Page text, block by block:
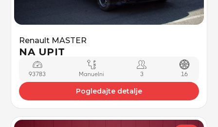
Renault MASTER
NA UPIT
93783 Manuelni 3 16
Pogledajte detalje